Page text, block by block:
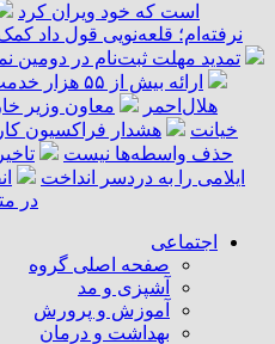
است که خود ویران کرد
نرفته‌ام؛ قلعه‌نویی قول داد
تمدید مهلت ثبت‌نام در دومین
ارائه بیش از
هلال‌احمر
معاون وزیر
خیانت
هشدار فراکسیون
حذف واسطه‌ها نیست
ایلامی را به دردسر انداخت
در
اجتماعی
صفحه اصلی گروه
آشپزی و مد
آموزش و پرورش
بهداشت و درمان